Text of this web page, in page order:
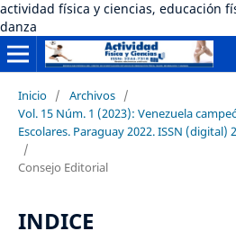
actividad física y ciencias, educación
danza
Inicio / Archivos /
Vol. 15 Núm. 1 (2023): Venezuela
Escolares. Paraguay 2022. ISSN (digital)
/
Consejo Editorial
INDICE